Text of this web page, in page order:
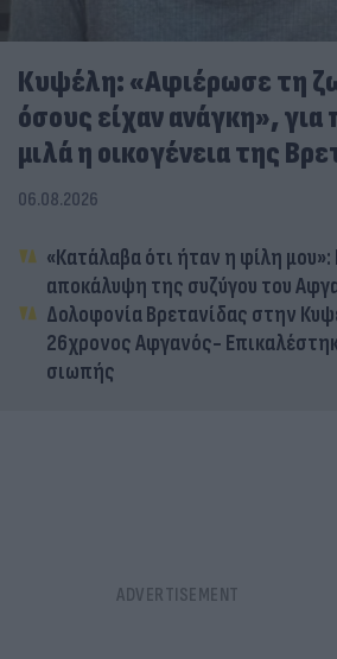
Κυψέλη: «Αφιέρωσε τη
όσους είχαν ανάγκη»,
μιλά η οικογένεια της
06.08.2026
«Κατάλαβα ότι ήταν η φίλη μου»:
αποκάλυψη της συζύγου του
Δολοφονία Βρετανίδας στην
26χρονος Αφγανός-
σιωπής